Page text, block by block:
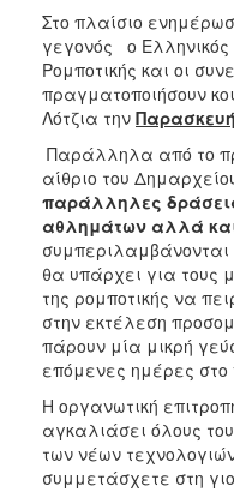
Στο πλαίσιο
γεγονός ο Ελληνικός
Ρομποτικής και οι
πραγματοποιήσουν
Λότζια την Παρασκευή
Παράλληλα από το
αίθριο του
παράλληλες
αθλημάτων αλλά
θα υπάρχει για τους
της ρομποτικής να
στην εκτέλεση
πάρουν μία μικρή
επόμενες ημέρες στο
Η οργανωτική
αγκαλιάσει όλους
των νέων
συμμετάσχετε στη